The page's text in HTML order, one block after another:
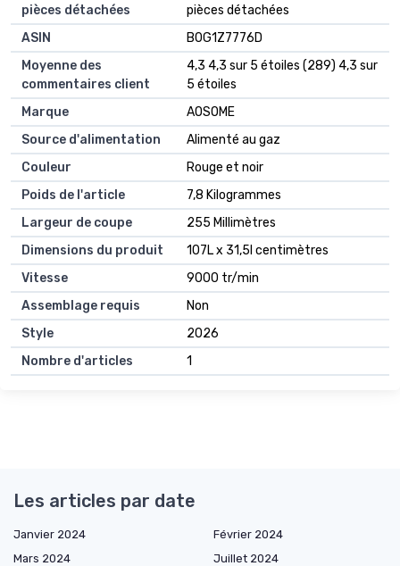
pièces détachées
pièces détachées
ASIN
B0G1Z7776D
Moyenne des
commentaires client
4,3 4,3 sur 5 étoiles (289) 4,3 sur
5 étoiles
Marque
AOSOME
Source d'alimentation
Alimenté au gaz
Couleur
Rouge et noir
Poids de l'article
7,8 Kilogrammes
Largeur de coupe
255 Millimètres
Dimensions du produit
107L x 31,5l centimètres
Vitesse
9000 tr/min
Assemblage requis
Non
Style
2026
Nombre d'articles
1
Les articles par date
Janvier 2024
Février 2024
Mars 2024
Juillet 2024